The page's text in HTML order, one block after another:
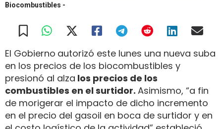
Biocombustibles -
El Gobierno autorizó este lunes una nueva suba
en los precios de los biocombustibles y
presionó al alza los precios de los
combustibles en el surtidor. Asimismo, “a fin
de morigerar el impacto de dicho incremento
en el precio del gasoil en boca de surtidor y en